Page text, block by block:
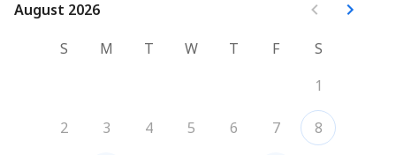
August 2026
August 2026
S
M T W T F
S
1
2 3 4 5 6 7 8